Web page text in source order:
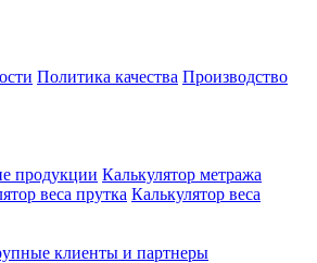
Политика качества Производство
продукции Калькулятор метража
веса прутка Калькулятор веса
клиенты и партнеры